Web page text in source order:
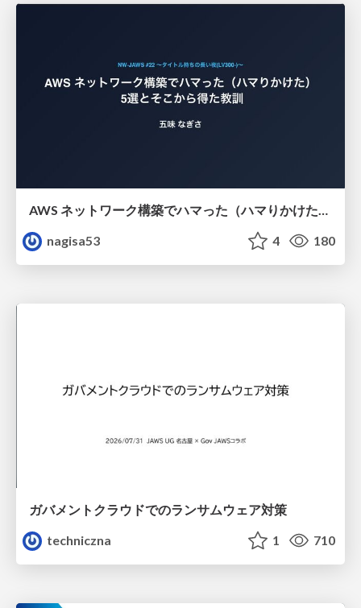
nagisa53
4 180
ガバメントクラウドでのランサムウェア対策
techniczna
1 710